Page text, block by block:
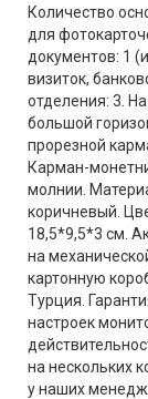
Количество
для
документов: 1
визиток,
отделения: 3.
большой
прорезной
Карман-
молнии.
коричневый.
18,5*9,5*3 см.
на
картонную
Турция.
настроек
на нескольких
у наших